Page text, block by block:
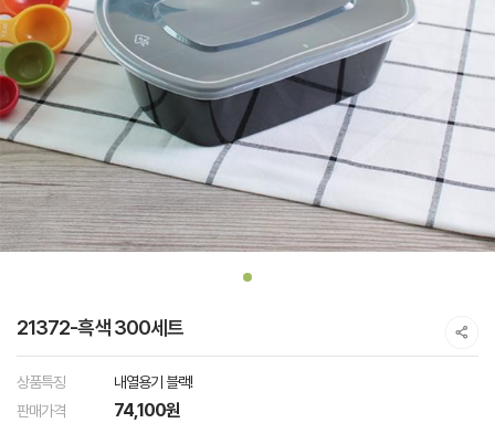
21372-흑색 300세트
상품특징
내열용기 블랙!
판매가격
74,100원